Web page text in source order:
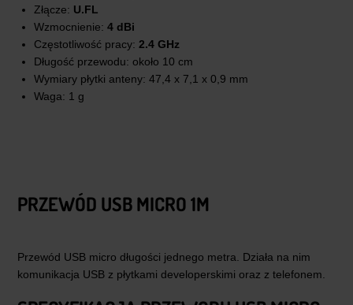
Złącze: U.FL
Wzmocnienie: 4 dBi
Częstotliwość pracy: 2.4 GHz
Długość przewodu: około 10 cm
Wymiary płytki anteny: 47,4 x 7,1 x 0,9 mm
Waga: 1 g
PRZEWÓD USB MICRO 1M
Przewód USB micro długości jednego metra. Działa na nim
komunikacja USB z płytkami developerskimi oraz z telefonem.